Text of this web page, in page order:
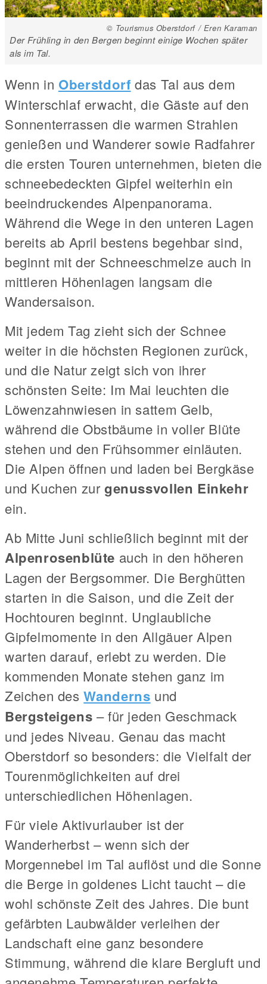
© Tourismus Oberstdorf / Eren Karaman
Der Frühling in den Bergen beginnt einige Wochen später
als im Tal.
Wenn in Oberstdorf das Tal aus dem
Winterschlaf erwacht, die Gäste auf den
Sonnenterrassen die warmen Strahlen
genießen und Wanderer sowie Radfahrer
die ersten Touren unternehmen, bieten die
schneebedeckten Gipfel weiterhin ein
beeindruckendes Alpenpanorama.
Während die Wege in den unteren Lagen
bereits ab April bestens begehbar sind,
beginnt mit der Schneeschmelze auch in
mittleren Höhenlagen langsam die
Wandersaison.
Mit jedem Tag zieht sich der Schnee
weiter in die höchsten Regionen zurück,
und die Natur zeigt sich von ihrer
schönsten Seite: Im Mai leuchten die
Löwenzahnwiesen in sattem Gelb,
während die Obstbäume in voller Blüte
stehen und den Frühsommer einläuten.
Die Alpen öffnen und laden bei Bergkäse
und Kuchen zurgenussvollen Einkehr
ein.
Ab Mitte Juni schließlich beginnt mit der
Alpenrosenblüte auch in den höheren
Lagen der Bergsommer. Die Berghütten
starten in die Saison, und die Zeit der
Hochtouren beginnt. Unglaubliche
Gipfelmomente in den Allgäuer Alpen
warten darauf, erlebt zu werden. Die
kommenden Monate stehen ganz im
Zeichen desWanderns und
Bergsteigens – für jeden Geschmack
und jedes Niveau. Genau das macht
Oberstdorf so besonders: die Vielfalt der
Tourenmöglichkeiten auf drei
unterschiedlichen Höhenlagen.
Für viele Aktivurlauber ist der
Wanderherbst – wenn sich der
Morgennebel im Tal auflöst und die Sonne
die Berge in goldenes Licht taucht – die
wohl schönste Zeit des Jahres. Die bunt
gefärbten Laubwälder verleihen der
Landschaft eine ganz besondere
Stimmung, während die klare Bergluft und